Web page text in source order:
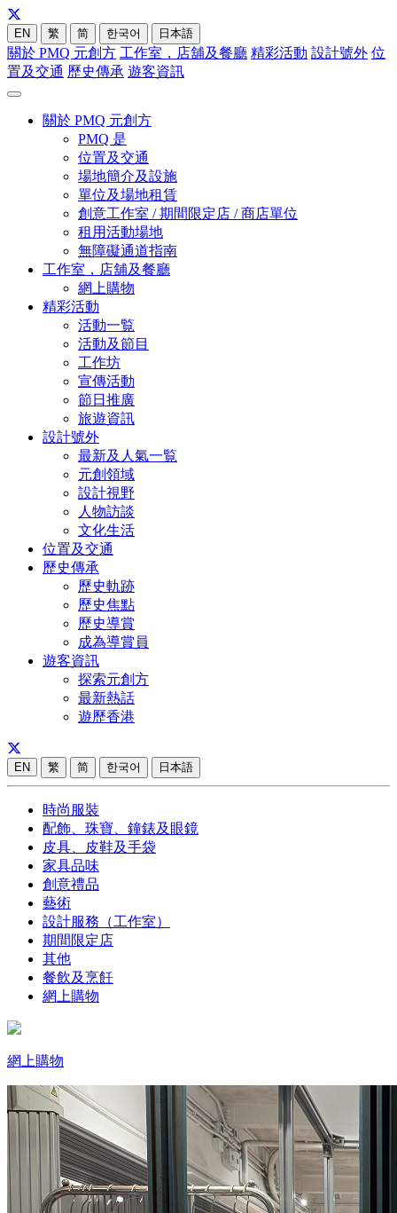
EN 繁 简 한국어 日本語
關於 PMQ 元創方 工作室，店舖及餐廳 精彩活動 設計號外 位
置及交通 歷史傳承 遊客資訊
關於 PMQ 元創方
PMQ 是
位置及交通
場地簡介及設施
單位及場地租賃
創意工作室 / 期間限定店 / 商店單位
租用活動場地
無障礙通道指南
工作室，店舖及餐廳
網上購物
精彩活動
活動一覧
活動及節目
工作坊
宣傳活動
節日推廣
旅遊資訊
設計號外
最新及人氣一覧
元創領域
設計視野
人物訪談
文化生活
位置及交通
歷史傳承
歷史軌跡
歷史焦點
歷史導賞
成為導賞員
遊客資訊
探索元創方
最新熱話
遊歷香港
EN 繁 简 한국어 日本語
時尚服裝
配飾、珠寶、鐘錶及眼鏡
皮具、皮鞋及手袋
家具品味
創意禮品
藝術
設計服務（工作室）
期間限定店
其他
餐飲及烹飪
網上購物
網上購物